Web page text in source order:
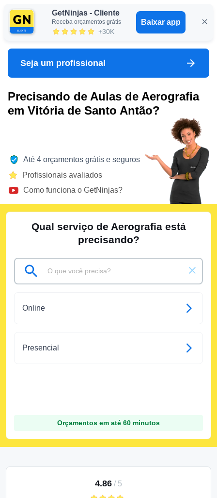
GetNinjas - Cliente
Receba orçamentos grátis
+30K
Baixar app
Entrar
Seja um profissional
Precisando de Aulas de Aerografia
em Vitória de Santo Antão?
Até 4 orçamentos grátis e seguros
Profissionais avaliados
Como funciona o GetNinjas?
Qual serviço de Aerografia está
precisando?
Online
Presencial
Orçamentos em até 60 minutos
4.86 / 5